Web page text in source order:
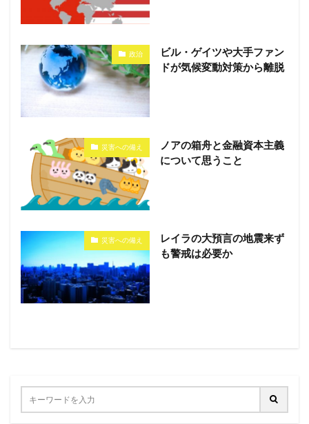
政治
ビル・ゲイツや大手ファン
ドが気候変動対策から離脱
災害への備え
ノアの箱舟と金融資本主義
について思うこと
災害への備え
レイラの大預言の地震来ず
も警戒は必要か